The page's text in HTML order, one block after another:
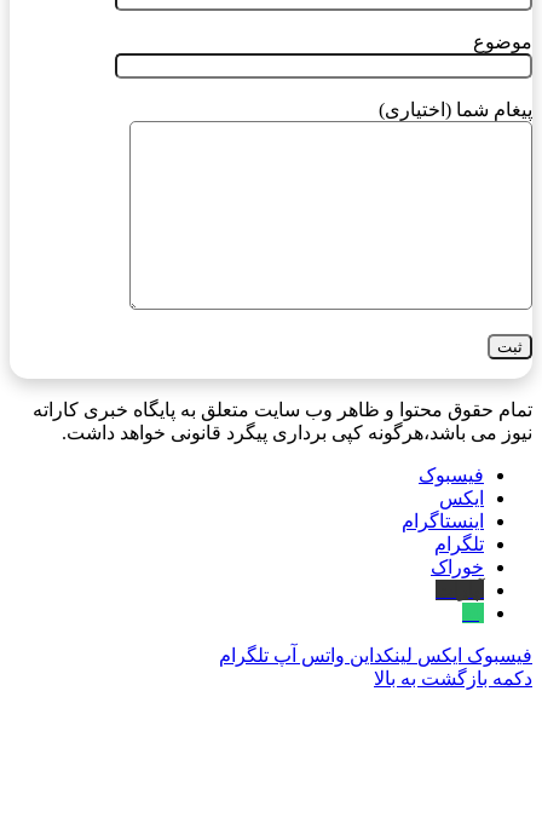
موضوع
پیغام شما (اختیاری)
تمام حقوق محتوا و ظاهر وب سایت متعلق به پایگاه خبری کاراته
نیوز می باشد،هرگونه کپی برداری پیگرد قانونی خواهد داشت.
فیسبوک
ایکس
اینستاگرام
تلگرام
خوراک
فیسبوک ایکس لینکداین واتس آپ تلگرام
دکمه بازگشت به بالا